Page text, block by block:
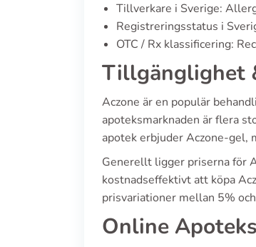
Tillverkare i Sverige:
Registreringsstatus i
OTC / Rx klassificering:
Tillgänglighet
Aczone är en populär
apoteksmarknaden är flera
apotek erbjuder Aczone-gel,
Generellt ligger priserna för
kostnadseffektivt att köpa
prisvariationer mellan 5%
Online